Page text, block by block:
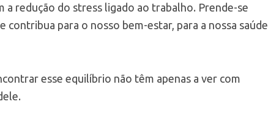
redução do stress ligado ao trabalho. Prende-se
para o nosso bem-estar, para a nossa saúde
esse equilíbrio não têm apenas a ver com